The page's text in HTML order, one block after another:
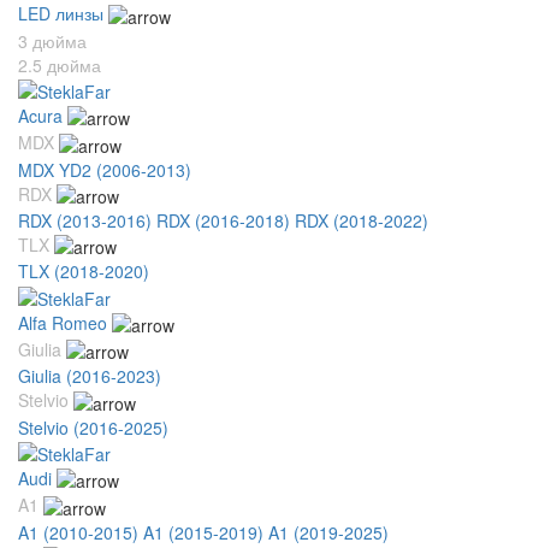
LED линзы
3 дюйма
2.5 дюйма
Acura
MDX
MDX YD2 (2006-2013)
RDX
RDX (2013-2016) RDX (2016-2018) RDX (2018-2022)
TLX
TLX (2018-2020)
Alfa Romeo
Giulia
Giulia (2016-2023)
Stelvio
Stelvio (2016-2025)
Audi
A1
A1 (2010-2015) A1 (2015-2019) A1 (2019-2025)